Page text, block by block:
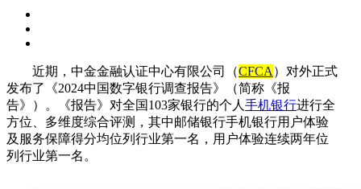
近期，中金金融认证中心有限公司 （CFCA ） 对外正式
发布了 《2024中国数字银行调查报告》（简称《报
告》）。《报告》 对全国103家银行的个人 手机银行进行全
方位、多维度综合评测 ， 其中邮储银行手机银行用户体验
及服务保障得分均位列行业第一名 ， 用户体验连续两年位
列行业第一名 。